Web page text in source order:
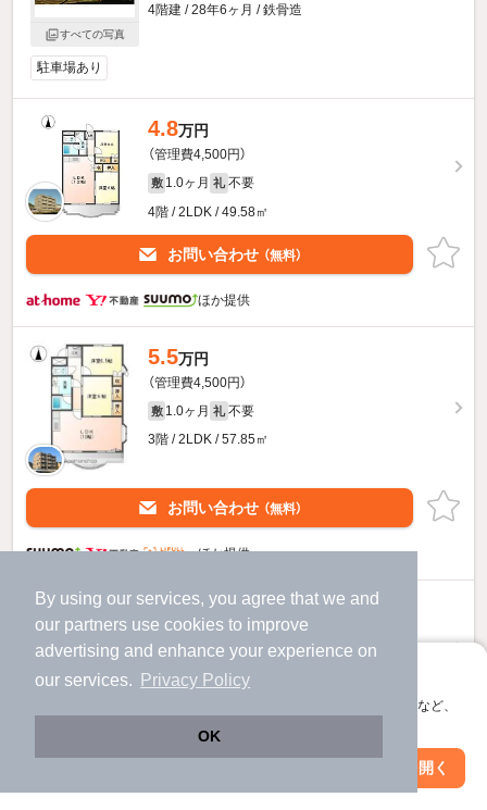
By using our services, you agree that we and
our partners use cookies to improve
advertising and enhance your experience on
our services.
Privacy Policy
OK
アプリに切り替えて、サクサクお部屋探し
会員登録なしですぐ使える。マップ検索やお気に入り保存など、
アプリを開く
すべての写真
4階建 / 28年6ヶ月 / 鉄骨造
駐車場あり
4.8万円
（管理費4,500円）
敷 1.0ヶ月 礼 不要
4階 / 2LDK / 49.58㎡
お問い合わせ （無料）
ほか提供
5.5万円
（管理費4,500円）
敷 1.0ヶ月 礼 不要
3階 / 2LDK / 57.85㎡
お問い合わせ （無料）
ほか提供
5.6 万円
（管理費4,500円）
不要
1階 / 2LDK / 57.85㎡
お問い合わせ
絞り込み条件を変更